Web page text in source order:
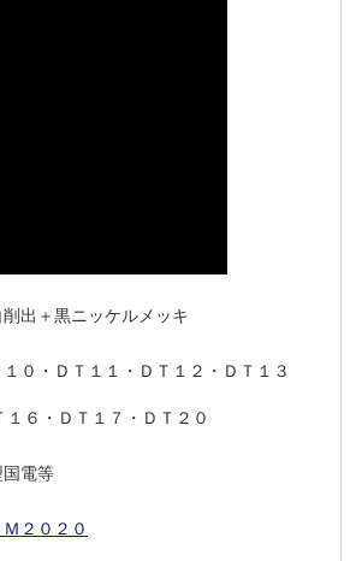
出＋黒ニッケルメッキ
０・ＤＴ１１・ＤＴ１２・ＤＴ１３
１６・ＤＴ１７・ＤＴ２０
電等
Ｍ２０２０